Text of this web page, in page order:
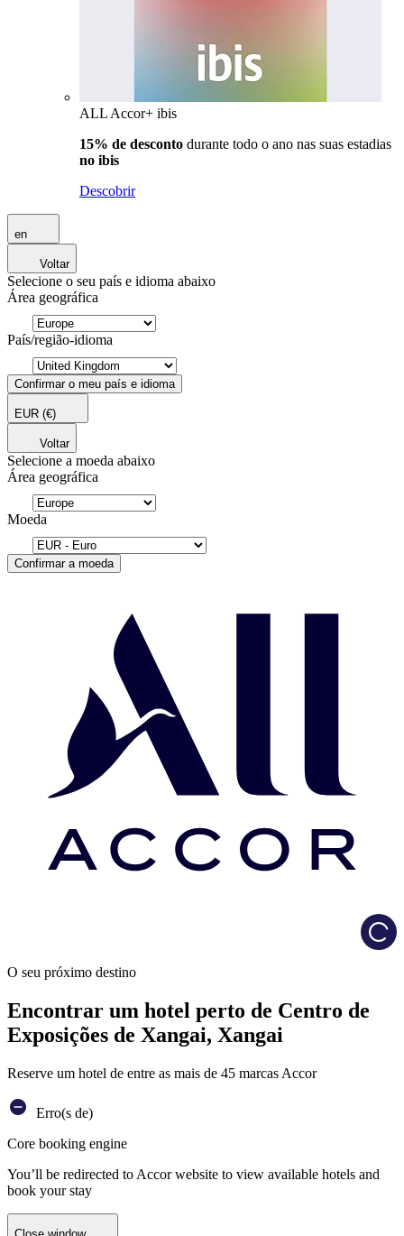
ALL Accor+ ibis
15% de desconto durante todo o ano nas suas estadias
no ibis
Descobrir
en
Voltar
Selecione o seu país e idioma abaixo
Área geográfica
País/região-idioma
Confirmar o meu país e idioma
EUR (€)
Voltar
Selecione a moeda abaixo
Área geográfica
Moeda
Confirmar a moeda
O seu próximo destino
Encontrar um hotel perto de Centro de
Exposições de Xangai, Xangai
Reserve um hotel de entre as mais de 45 marcas Accor
Erro(s de)
Core booking engine
You’ll be redirected to Accor website to view available hotels and
book your stay